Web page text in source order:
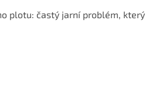
plotu: častý jarní problém, který